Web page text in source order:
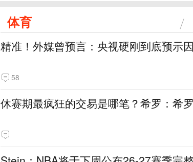
体育
精准！外媒曾预言：央视硬刚到底预示
58
休赛期最疯狂的交易是哪笔？希罗：希